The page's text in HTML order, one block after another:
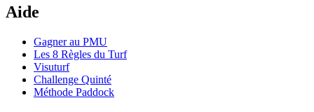
Aide
Gagner au PMU
Les 8 Règles du Turf
Visuturf
Challenge Quinté
Méthode Paddock